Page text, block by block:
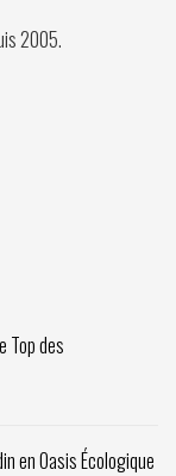
2005.
Top des
en Oasis Écologique